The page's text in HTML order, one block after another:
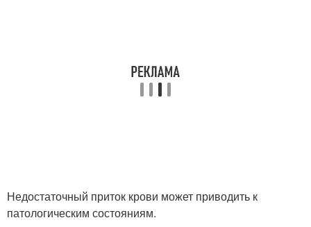
Недостаточный приток крови может приводить к
патологическим состояниям.